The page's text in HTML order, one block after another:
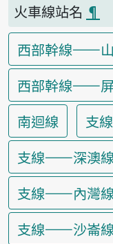
火車線站名 ¶
西部幹線——
西部幹線——
南迴線
支
支線——深澳
支線——內灣
支線——沙崙